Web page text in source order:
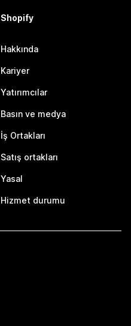
Shopify
Hakkında
Kariyer
Yatırımcılar
Basın ve medya
İş Ortakları
Satış ortakları
Yasal
Hizmet durumu